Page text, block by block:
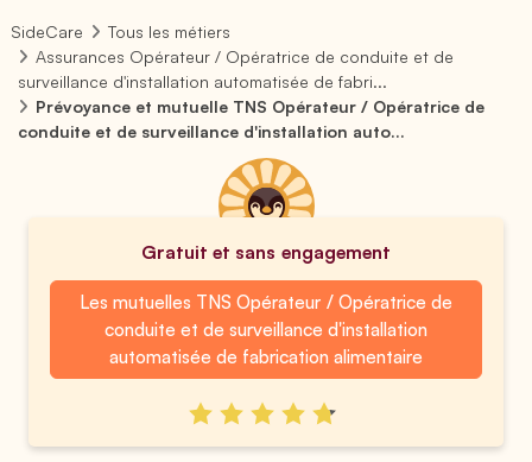
SideCare
Tous les métiers
Assurances Opérateur / Opératrice de conduite et de
surveillance d'installation automatisée de fabri...
Prévoyance et mutuelle TNS Opérateur / Opératrice de
conduite et de surveillance d'installation auto...
Gratuit et sans engagement
Les mutuelles TNS Opérateur / Opératrice de
conduite et de surveillance d'installation
automatisée de fabrication alimentaire